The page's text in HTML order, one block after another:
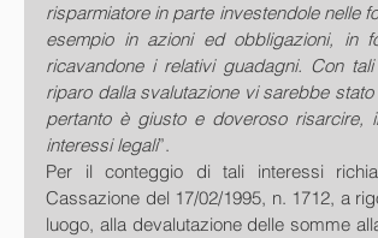
risparmiatore in parte investendole nelle
esempio in azioni ed obbligazioni, in
ricavandone i relativi guadagni. Con
riparo dalla svalutazione vi sarebbe
pertanto è giusto e doveroso risarcire,
interessi legali”.
Per il conteggio di tali interessi
Cassazione del 17/02/1995, n. 1712, a
luogo, alla devalutazione delle somme